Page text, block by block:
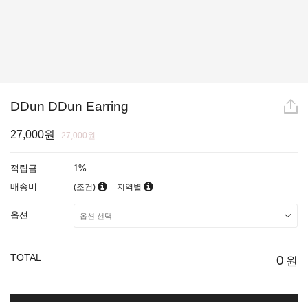
DDun DDun Earring
27,000원 27,000원
적립금
1%
배송비
(조건) 지역별
옵션
TOTAL 0 원